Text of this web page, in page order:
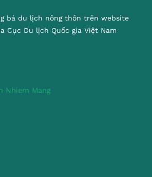
bá du lịch nông thôn trên website
Cục Du lịch Quốc gia Việt Nam